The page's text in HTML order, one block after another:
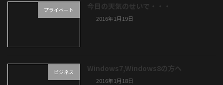
プライベート 今日の天気のせいで・・・
2016年1月19日
ビジネス Windows7,Windows8の方へ
2016年1月18日